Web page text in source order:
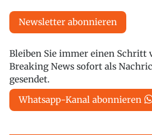
Newsletter abonnieren
Bleiben Sie immer einen Schritt
Breaking News sofort als
gesendet.
Whatsapp-Kanal abonnieren